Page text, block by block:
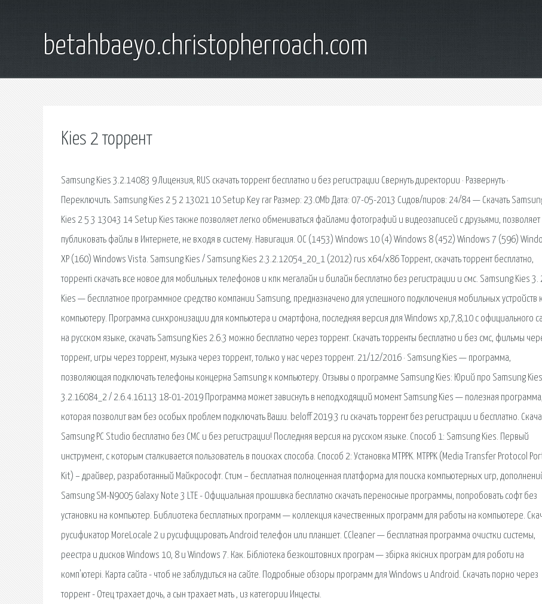
betahbaeyo.christopherroach.com
Kies 2 торрент
Samsung Kies 3.2.14083 9 Лицензия, RUS скачать торрент бесплатно и без регистрации Свернуть директории · Развернуть ·
Переключить. Samsung Kies 2 5 2 13021 10 Setup Key rar Размер: 23.0Mb Дата: 07-05-2013 Сидов/пиров: 24/84 — Скачать
Kies 2 5 3 13043 14 Setup Kies также позволяет легко обмениваться файлами фотографий и видеозаписей с друзьями, позволяет
публиковать файлы в Интернете, не входя в систему. Навигация. OC (1453) Windows 10 (4) Windows 8 (452) Windows 7 (596)
XP (160) Windows Vista. Samsung Kies / Samsung Kies 2.3.2.12054_20_1 (2012) rus x64/x86 Торрент, скачать торрент бесплатно,
торренті скачать все новое для мобильных телефонов и кпк мегалайн и билайн бесплатно без регистрации и смс. Samsung Kies 3.
Kies — бесплатное программное средство компании Samsung, предназначено для успешного подключения мобильных устройств к
компьютеру. Программа синхронизации для компьютера и смартфона, последняя версия для Windows xp,7,8,10 с официального
на русском языке, скачать Samsung Kies 2.6.3 можно бесплатно через торрент. Скачать торренты бесплатно и без смс, фильмы
торрент, игры через торрент, музыка через торрент, только у нас через торрент. 21/12/2016 · Samsung Kies — программа,
позволяющая подключать телефоны концерна Samsung к компьютеру. Отзывы о программе Samsung Kies: Юрий про Samsung Kies
3.2.16084_2 / 2.6.4.16113 18-01-2019 Программа может зависнуть в неподходящий момент Samsung Kies — полезная программа,
которая позволит вам без особых проблем подключать Ваши. beloff 2019.3 ru скачать торрент без регистрации и бесплатно.
Samsung PC Studio бесплатно без СМС и без регистрации! Последняя версия на русском языке. Способ 1: Samsung Kies. Первый
инструмент, с которым сталкивается пользователь в поисках способа. Способ 2: Установка MTPPK. MTPPK (Media Transfer Protocol
Kit) – драйвер, разработанный Майкрософт. Стим – бесплатная полноценная платформа для поиска компьютерных игр,
Samsung SM-N9005 Galaxy Note 3 LTE - Официальная прошивка бесплатно скачать переносные программы, попробовать софт без
установки на компьютер. Библиотека бесплатных программ — коллекция качественных программ для работы на компьютере.
русификатор MoreLocale 2 и русифицировать Android телефон или планшет. CCleaner — бесплатная программа очистки системы,
реестра и дисков Windows 10, 8 и Windows 7. Как. Бібліотека безкоштовних програм — збірка якісних програм для роботи на
комп'ютері. Карта сайта - чтоб не заблудиться на сайте. Подробные обзоры программ для Windows и Android. Скачать порно через
торрент - Отец трахает дочь, а сын трахает мать , из категории Инцесты.